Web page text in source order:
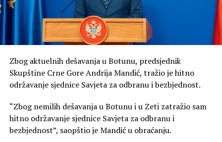
Zbog aktuelnih dešavanja u Botunu, predsjednik
Skupštine Crne Gore Andrija Mandić, tražio je hitno
održavanje sjednice Savjeta za odbranu i bezbjednost.
“Zbog nemilih dešavanja u Botunu i u Zeti zatražio sam
hitno održavanje sjednice Savjeta za odbranu i
bezbjednost”, saopštio je Mandić u obraćanju.